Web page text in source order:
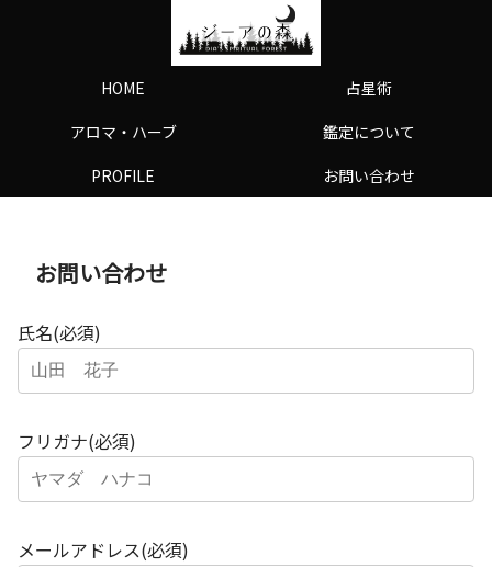
HOME
占星術
アロマ・ハーブ
鑑定について
PROFILE
お問い合わせ
お問い合わせ
氏名(必須)
フリガナ(必須)
メールアドレス(必須)